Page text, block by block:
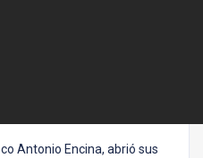
Antonio Encina, abrió sus